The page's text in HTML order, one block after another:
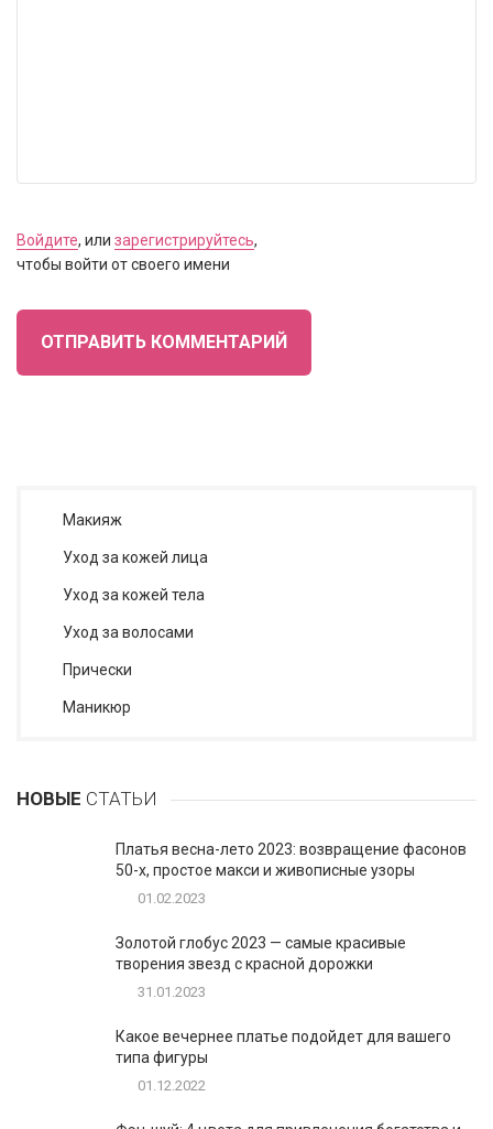
Войдите, или зарегистрируйтесь,
чтобы войти от своего имени
ОТПРАВИТЬ КОММЕНТАРИЙ
Макияж
Уход за кожей лица
Уход за кожей тела
Уход за волосами
Прически
Маникюр
НОВЫЕ СТАТЬИ
Платья весна-лето 2023: возвращение фасонов
50-х, простое макси и живописные узоры
01.02.2023
Золотой глобус 2023 — самые красивые
творения звезд с красной дорожки
31.01.2023
Какое вечернее платье подойдет для вашего
типа фигуры
01.12.2022